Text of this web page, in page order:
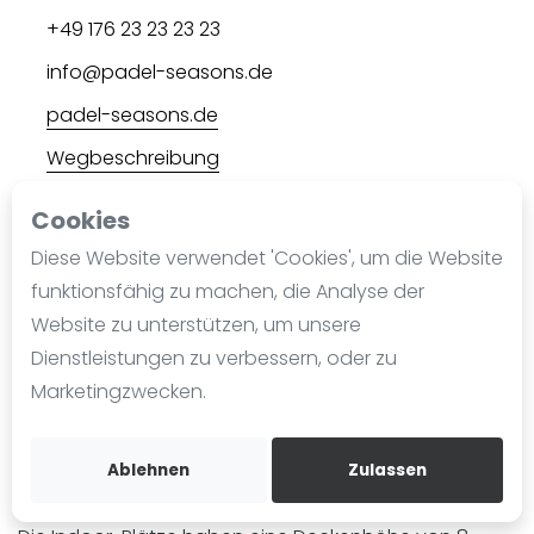
Cookies
Diese Website verwendet 'Cookies', um die Website
funktionsfähig zu machen, die Analyse der
Website zu unterstützen, um unsere
Dienstleistungen zu verbessern, oder zu
Marketingzwecken.
Ablehnen Zulassen
Ranking
Männer
Frauen
FIP Frauen
Blog
Die Geschichte von Padel
Regeln und Punktzählung
Padel Schläge
Video
+49 176 23 23 23 23
info@padel-seasons.de
padel-seasons.de
Wegbeschreibung
Rankedin
Angeschlossen an
Deutscher Padel Verband e.V.
Über Padel Seasons
Padel Seasons in München-Allach ist eine moderne
Sportanlage mit vier Panorama-Indoor-Padelplätzen.